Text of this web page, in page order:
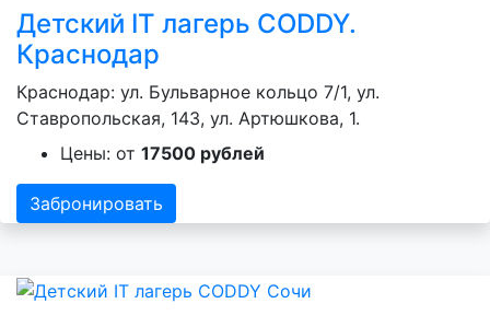
Детский IT лагерь CODDY.
Краснодар
Краснодар: ул. Бульварное кольцо 7/1, ул.
Ставропольская, 143, ул. Артюшкова, 1.
Цены: от 17500 рублей
Забронировать